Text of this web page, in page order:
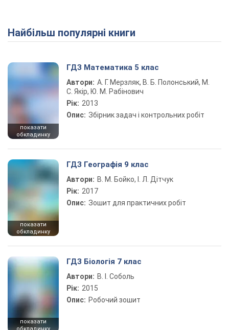
Найбільш популярні книги
показати
обкладинку
ГДЗ Математика 5 клас
Автори: А. Г. Мерзляк, В. Б. Полонський, М.
С. Якір, Ю. М. Рабінович
Рік: 2013
Опис: Збірник задач і контрольних робіт
показати
обкладинку
ГДЗ Географія 9 клас
Автори: В. М. Бойко, І. Л. Дітчук
Рік: 2017
Опис: Зошит для практичних робіт
показати
ГДЗ Біологія 7 клас
Автори: В. І. Соболь
Рік: 2015
Опис: Робочий зошит